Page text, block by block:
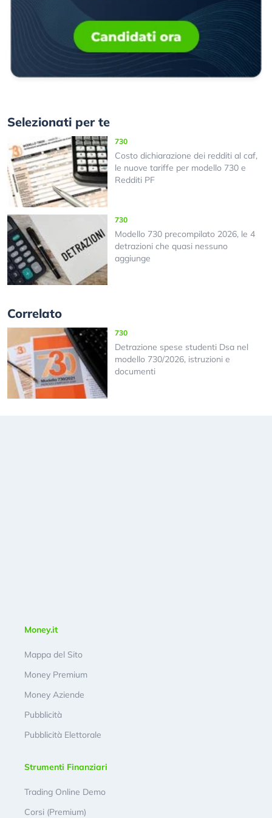
Selezionati per te
730
Costo dichiarazione dei redditi al caf,
le nuove tariffe per modello 730 e
Redditi PF
730
Modello 730 precompilato 2026, le 4
detrazioni che quasi nessuno
aggiunge
Correlato
730
Detrazione spese studenti Dsa nel
modello 730/2026, istruzioni e
documenti
Money.it
Mappa del Sito
Money Premium
Money Aziende
Pubblicità
Pubblicità Elettorale
Strumenti Finanziari
Trading Online Demo
Corsi (Premium)